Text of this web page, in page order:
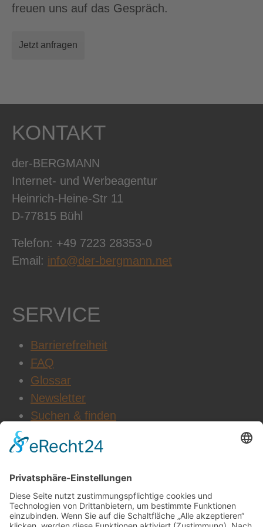
freuen uns auf das Gespräch.
Jetzt anfragen
KONTAKT
der-BERGMANN
Internet- und Werbeagentur
Heinrich-Heine-Str 11
D-77815 Bühl
Telefon: +49 7223 28353-0
Email: info@der-bergmann.net
SERVICE
Barrierefreiheit
FAQ
Glossar
Newsletter
Suchen & finden
WEITERE INFOS
Datenschutz
Impressum